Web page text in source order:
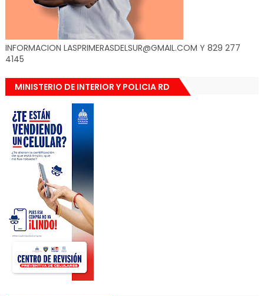
INFORMACION LASPRIMERASDELSUR@GMAIL.COM Y 829 277
4145
MINISTERIO DE INTERIOR Y POLICIA RD